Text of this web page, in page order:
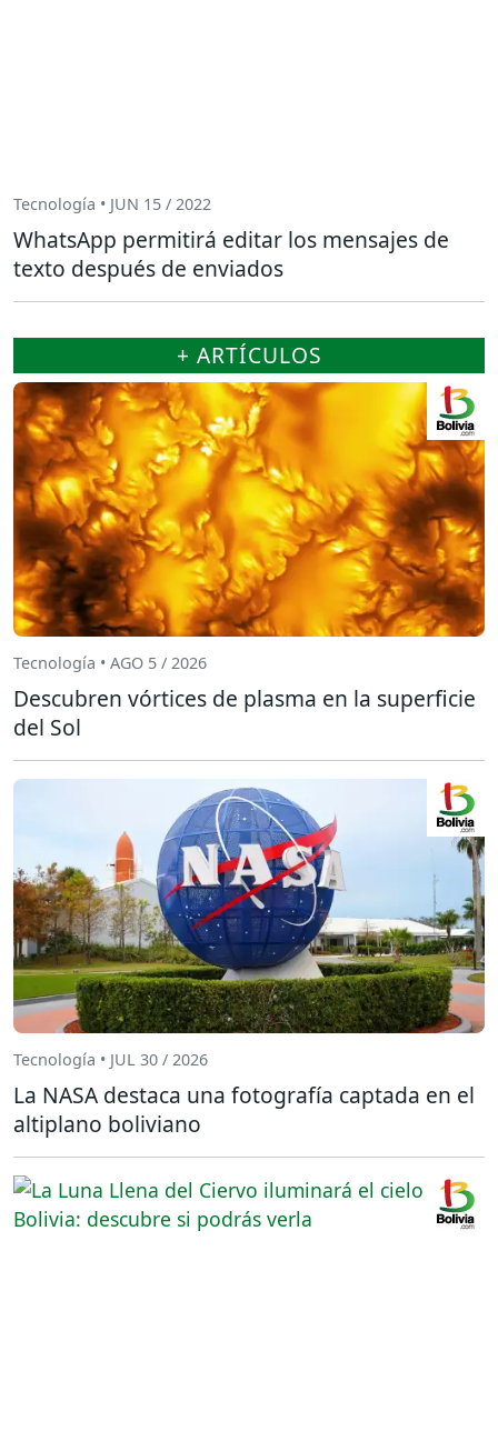
Tecnología • JUN 15 / 2022
WhatsApp permitirá editar los mensajes de
texto después de enviados
+ ARTÍCULOS
Tecnología • AGO 5 / 2026
Descubren vórtices de plasma en la superficie
del Sol
Tecnología • JUL 30 / 2026
La NASA destaca una fotografía captada en el
altiplano boliviano